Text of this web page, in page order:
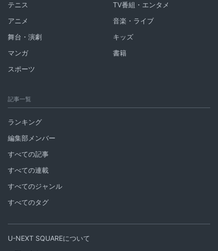
テニス
TV番組・エンタメ
アニメ
音楽・ライブ
舞台・演劇
キッズ
マンガ
書籍
スポーツ
記事一覧
ランキング
編集部メンバー
すべての記事
すべての連載
すべてのジャンル
すべてのタグ
U-NEXT SQUAREについて